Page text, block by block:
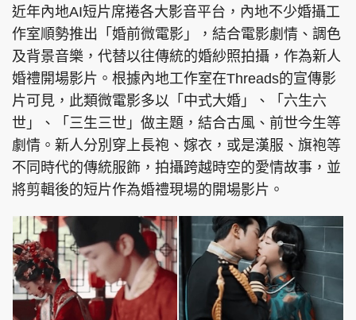
近年內地AI短片席捲各大影音平台，內地不少婚攝工
作室順勢推出「婚前微電影」，結合電影劇情、調色
及背景音樂，代替以往傳統的婚紗照拍攝，作為新人
婚禮開場影片。根據內地工作室在Threads的宣傳影
片可見，此類微電影多以「中式大婚」、「六生六
世」、「三生三世」做主題，結合古風、前世今生等
劇情。新人分別穿上長袍、嫁衣，或是漢服、旗袍等
不同時代的傳統服飾，拍攝跨越時空的愛情故事，並
將剪輯後的短片作為婚禮現場的開場影片。